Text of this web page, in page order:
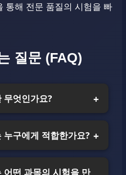
통해 전문 품질의 시험을 빠
질문 (FAQ)
엇인가요?
구에게 적합한가요?
떤 과목의 시험을 만